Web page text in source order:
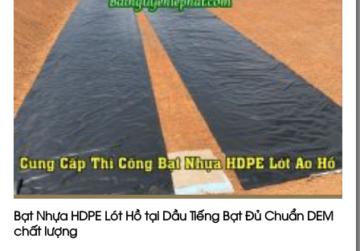
Bạt Nhựa HDPE Lót Hồ tại Dầu Tiếng Bạt Đủ Chuẩn DEM
chất lượng